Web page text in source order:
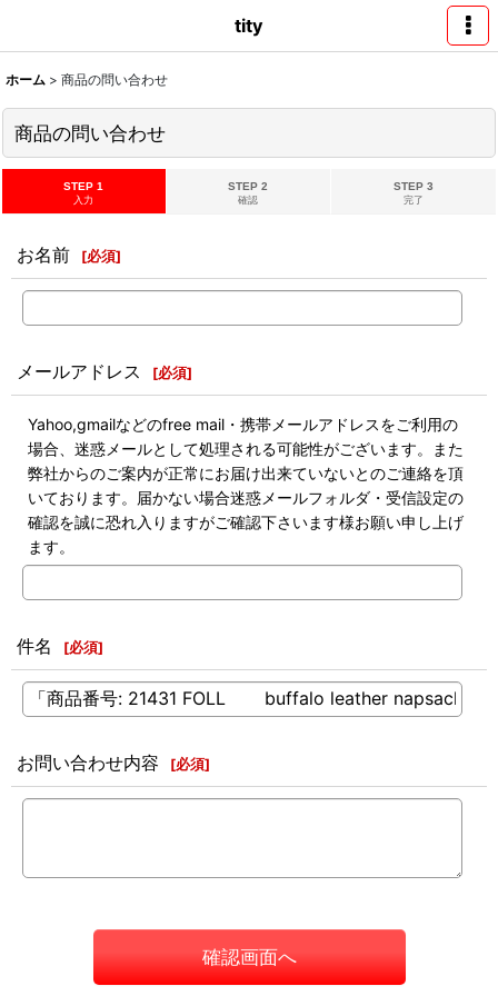
tity
ホーム > 商品の問い合わせ
商品の問い合わせ
STEP 1
入力
STEP 2
確認
STEP 3
完了
お名前 [必須]
メールアドレス [必須]
Yahoo,gmailなどのfree mail・携帯メールアドレスをご利用の
場合、迷惑メールとして処理される可能性がございます。また
弊社からのご案内が正常にお届け出来ていないとのご連絡を頂
いております。届かない場合迷惑メールフォルダ・受信設定の
確認を誠に恐れ入りますがご確認下さいます様お願い申し上げ
ます。
件名 [必須]
お問い合わせ内容 [必須]
確認画面へ